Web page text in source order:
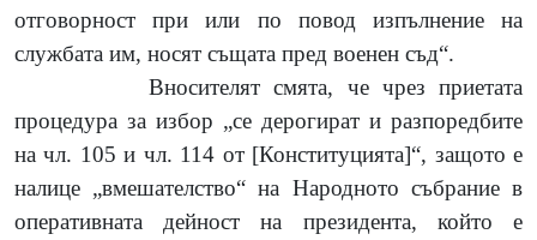
отговорност при или по повод изпълнение на
службата им, носят същата пред военен съд“.
Вносителят смята, че чрез приетата
процедура за избор „се дерогират и разпоредбите
на чл. 105 и чл. 114 от [Конституцията]“, защото е
налице „вмешателство“ на Народното събрание в
оперативната дейност на президента, който е